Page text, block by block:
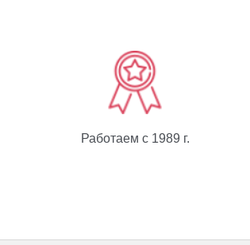
Работаем с 1989 г.